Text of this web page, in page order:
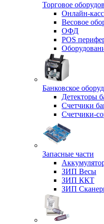
Торговое
Онлайн-
Весовое
ОФД
POS
Банковское
Детекторы
Счетчики
Счетчики-
Запасные части
ЗИП Весы
ЗИП ККТ
ЗИП